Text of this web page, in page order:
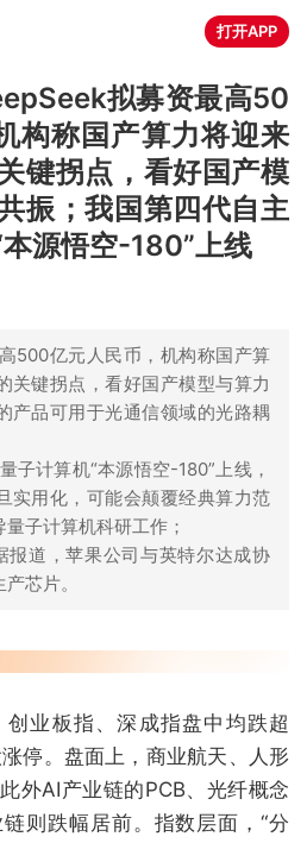
打开APP
拟募资最高50
构称国产算力将迎来
键拐点，看好国产模
振；我国第四代自主
源悟空-180”上线
亿元人民币，机构称国产算
关键拐点，看好国产模型与算力
产品可用于光通信领域的光路耦
计算机“本源悟空-180”上线，
实用化，可能会颠覆经典算力范
子计算机科研工作；
道，苹果公司与英特尔达成协
芯片。
业板指、深成指盘中均跌超
停。盘面上，商业航天、人形
外AI产业链的PCB、光纤概念
则跌幅居前。指数层面，“分